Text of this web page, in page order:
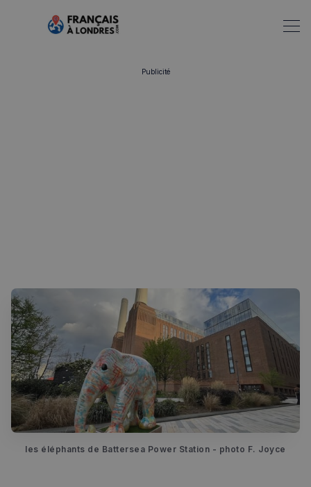
Publicité
les éléphants de Battersea Power Station - photo F. Joyce